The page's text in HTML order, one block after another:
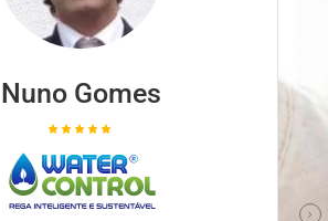
Nuno Gomes